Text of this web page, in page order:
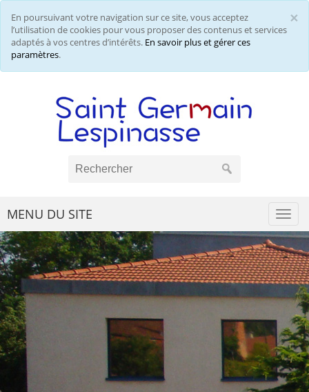
×
En poursuivant votre navigation sur ce site, vous acceptez
l’utilisation de cookies pour vous proposer des contenus et services
adaptés à vos centres d’intérêts. En savoir plus et gérer ces
paramètres.
MENU DU SITE